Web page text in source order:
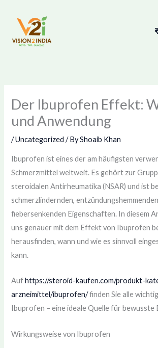
content
Der Ibuprofen Effekt:
und Anwendung
/Uncategorized / ByShoaib Khan
Ibuprofen ist eines der am häufigsten
Schmerzmittel weltweit. Es gehört zur
steroidalen Antirheumatika (NSAR) und ist
schmerzlindernden,
fiebersenkenden Eigenschaften. In diesem
uns genauer mit dem Effekt von Ibuprofen
herausfinden, wann und wie es sinnvoll
kann.
Auf https://steroid-kaufen.com/produkt-
arzneimittel/ibuprofen/finden Sie alle
Ibuprofen – eine ideale Quelle für bewusste
Wirkungsweise von Ibuprofen